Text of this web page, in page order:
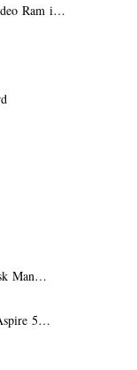
Ram i…
Man…
5…